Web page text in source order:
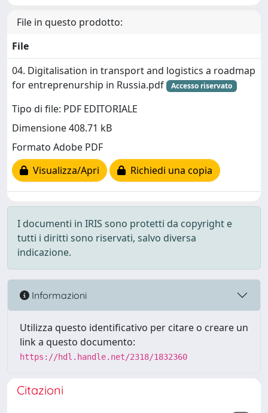
File in questo prodotto:
File
04. Digitalisation in transport and logistics a roadmap
for entreprenurship in Russia.pdf
Accesso riservato
Tipo di file: PDF EDITORIALE
Dimensione 408.71 kB
Formato Adobe PDF
Visualizza/Apri
Richiedi una copia
I documenti in IRIS sono protetti da copyright e
tutti i diritti sono riservati, salvo diversa
indicazione.
Informazioni
Utilizza questo identificativo per citare o creare un
link a questo documento:
https://hdl.handle.net/2318/1832360
Citazioni